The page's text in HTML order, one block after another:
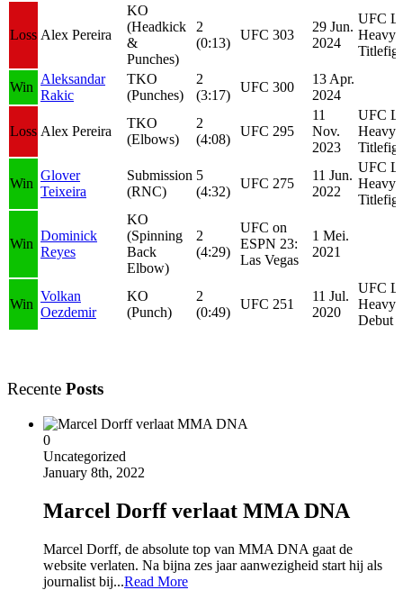
Loss Alex Pereira
KO
(Headkick
&
Punches)
2
(0:13)
UFC 303
29 Jun.
2024
UFC
Win
Aleksandar
Rakic
TKO
(Punches)
2
(3:17)
UFC 300
13 Apr.
2024
Loss Alex Pereira
TKO
(Elbows)
2
(4:08)
UFC 295
11
Nov.
2023
UFC
Win
Glover
Teixeira
Submission
(RNC)
5
(4:32)
UFC 275
11 Jun.
2022
UFC
Win
Dominick
Reyes
KO
(Spinning
Back
Elbow)
2
(4:29)
UFC on
ESPN 23:
Las Vegas
1 Mei.
2021
Win
Volkan
Oezdemir
KO
(Punch)
2
(0:49)
UFC 251
11 Jul.
2020
UFC
Debut
Recente Posts
0
Uncategorized
January 8th, 2022
Marcel Dorff verlaat MMA DNA
Marcel Dorff, de absolute top van MMA DNA gaat de
website verlaten. Na bijna zes jaar aanwezigheid start hij als
journalist bij...Read More